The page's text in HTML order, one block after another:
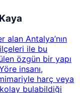
alan Antalya’nın
ile bu
özgün bir yapı
insanı,
harç veya
bulabildiği